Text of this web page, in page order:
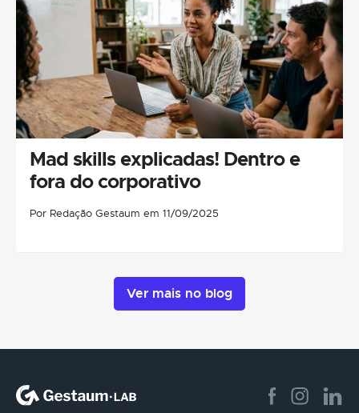
Mad skills explicadas! Dentro e
fora do corporativo
Por Redação Gestaum em 11/09/2025
Ver mais no blog